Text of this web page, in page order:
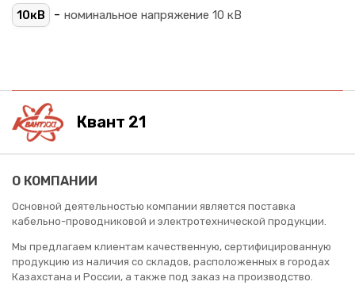
10кВ - номинальное напряжение 10 кВ
Квант 21
О КОМПАНИИ
Основной деятельностью компании является поставка
кабельно-проводниковой и электротехнической продукции.
Мы предлагаем клиентам качественную, сертифицированную
продукцию из наличия со складов, расположенных в городах
Казахстана и России, а также под заказ на производство.